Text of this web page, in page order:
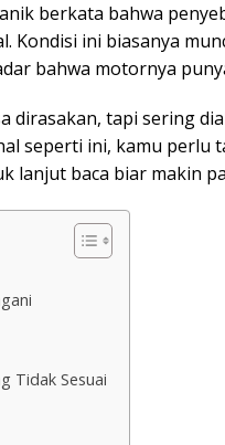
berkata bahwa
Kondisi ini biasanya
bahwa motornya
dirasakan, tapi sering
seperti ini, kamu perlu
lanjut baca biar makin
Tidak Sesuai